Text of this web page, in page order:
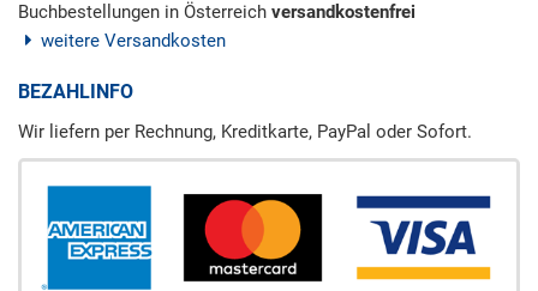
Buchbestellungen in Österreich versandkostenfrei
weitere Versandkosten
BEZAHLINFO
Wir liefern per Rechnung, Kreditkarte, PayPal oder Sofort.